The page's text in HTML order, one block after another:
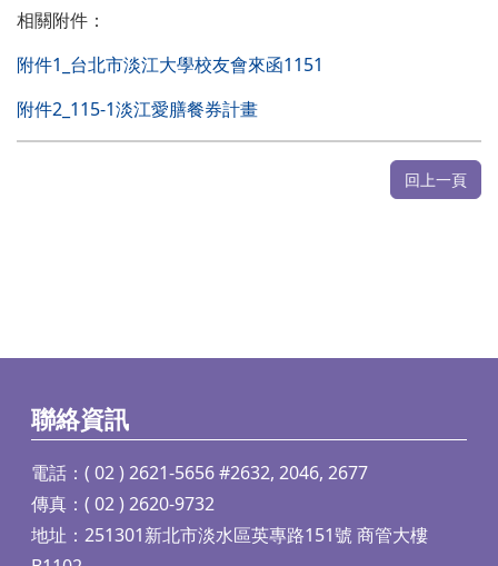
相關附件：
附件1_台北市淡江大學校友會來函1151
附件2_115-1淡江愛膳餐券計畫
回上一頁
聯絡資訊
電話：( 02 ) 2621-5656 #2632, 2046, 2677
傳真：( 02 ) 2620-9732
地址：251301新北市淡水區英專路151號 商管大樓